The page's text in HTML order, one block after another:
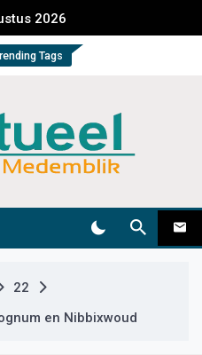
2026
Tags
22
en Nibbixwoud